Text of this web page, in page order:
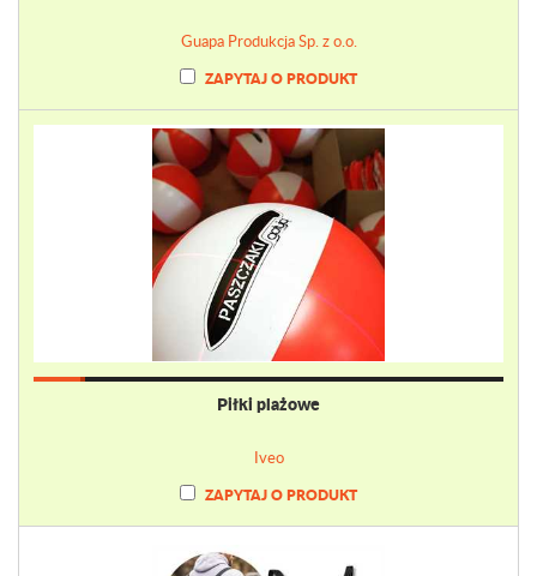
Guapa Produkcja Sp. z o.o.
ZAPYTAJ O PRODUKT
Piłki plażowe
Iveo
ZAPYTAJ O PRODUKT